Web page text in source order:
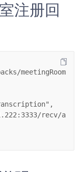
注册回
meetingRoom/
recv/asr/